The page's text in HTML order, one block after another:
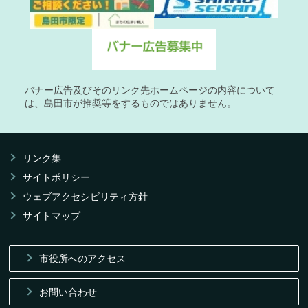
バナー広告及びそのリンク先ホームページの内容について
は、島田市が推奨等をするものではありません。
リンク集
サイトポリシー
ウェブアクセシビリティ方針
サイトマップ
市役所へのアクセス
お問い合わせ